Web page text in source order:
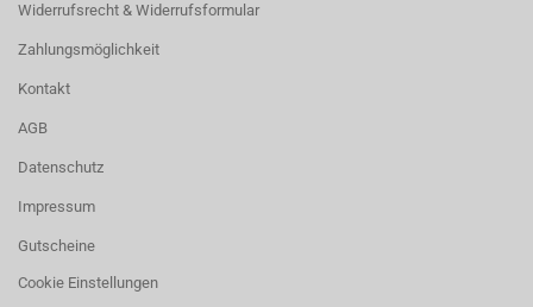
Widerrufsrecht & Widerrufsformular
Zahlungsmöglichkeit
Kontakt
AGB
Datenschutz
Impressum
Gutscheine
Cookie Einstellungen